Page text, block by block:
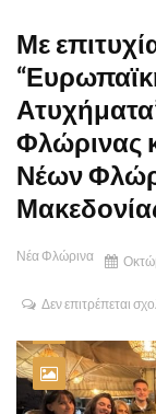
Με
Φλώρινας
Νέων
Νέα Φλώρινα
Δεν επιτρέπεται